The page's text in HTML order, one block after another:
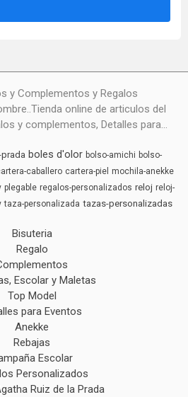
y Complementos y Regalos
online de articulos del
y complementos, Detalles para...
boles d'olor bolso-amichi bolso-
caballero cartera-piel mochila-anekke
plegable regalos-personalizados reloj reloj-
taza-personalizada tazas-personalizadas
Bisuteria
Regalo
Escolar y Maletas
Top Model
para Eventos
Anekke
Rebajas
Escolar
Personalizados
Ruiz de la Prada